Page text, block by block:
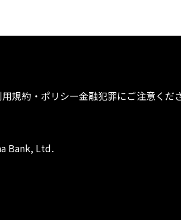
用規約・ポリシー金融犯罪にご注意くだ
Bank, Ltd.